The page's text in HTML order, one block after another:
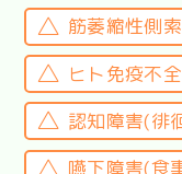
筋萎縮性側
ヒト免疫不
認知障害(徘
嚥下障害(食